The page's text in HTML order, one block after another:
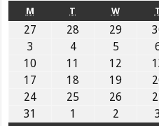
M T W
27 28 29
3
4 5
10
11 12
17
18 19
24
25 26
31
1 2 3